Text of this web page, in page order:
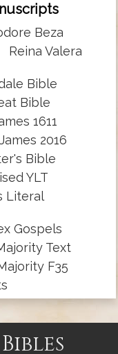
Beza
Reina Valera
Bible
Bible
1611
2016
Bible
YLT
Literal
Gospels
Text
F35